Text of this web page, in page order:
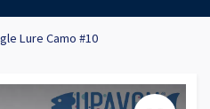
Lure Camo #10